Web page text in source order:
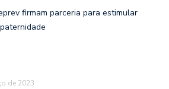
firmam parceria para estimular
de 2023